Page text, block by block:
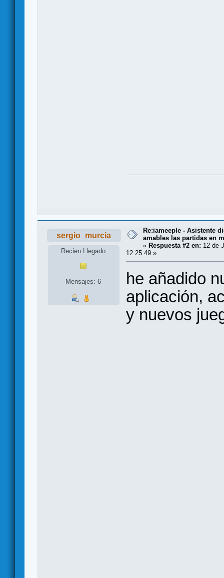
sergio_murcia
Recien Llegado
Mensajes: 6
Re:iameeple - Asistente
amables las partidas en
« Respuesta #2 en: 12 de
12:25:49 »
he añadido
aplicación,
y nuevos